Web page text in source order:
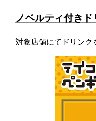
ノベルティ付き
対象店舗にてドリンク